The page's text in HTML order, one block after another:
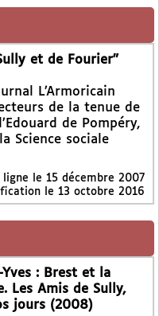
et de Fourier”
L’Armoricain
de la tenue de
de Pompéry,
Science sociale
le 15 décembre 2007
le 13 octobre 2016
Yves : Brest et la
Les Amis de Sully,
jours (2008)